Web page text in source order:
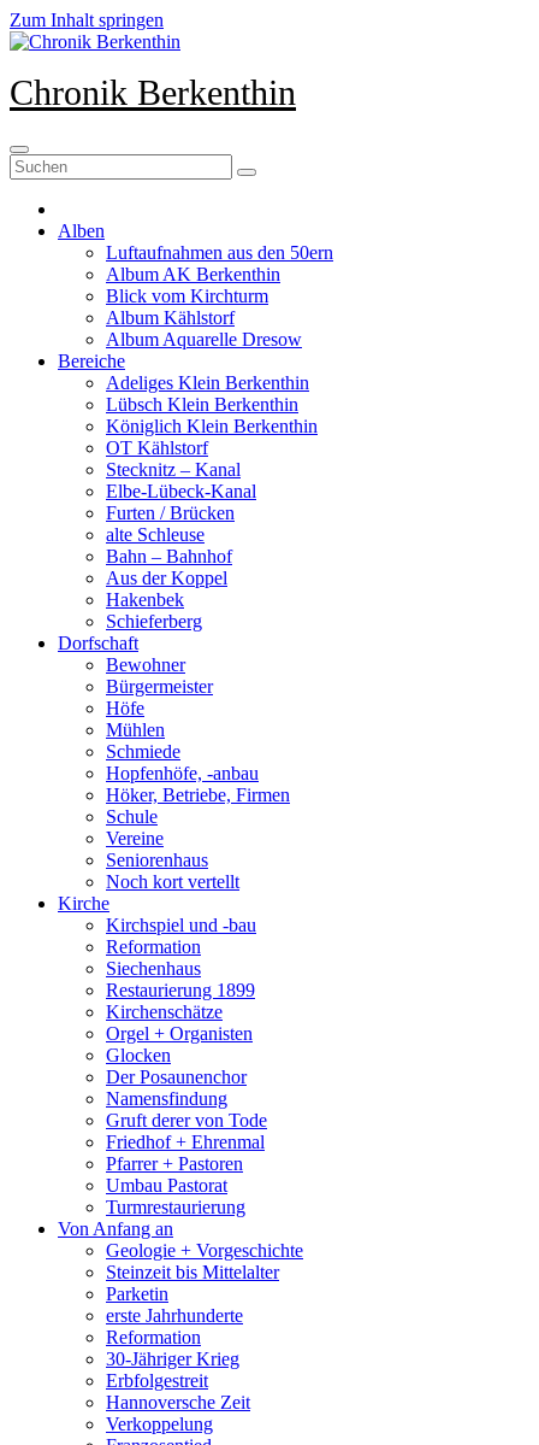
Zum Inhalt springen
Chronik Berkenthin
Alben
Luftaufnahmen aus den 50ern
Album AK Berkenthin
Blick vom Kirchturm
Album Kählstorf
Album Aquarelle Dresow
Bereiche
Adeliges Klein Berkenthin
Lübsch Klein Berkenthin
Königlich Klein Berkenthin
OT Kählstorf
Stecknitz – Kanal
Elbe-Lübeck-Kanal
Furten / Brücken
alte Schleuse
Bahn – Bahnhof
Aus der Koppel
Hakenbek
Schieferberg
Dorfschaft
Bewohner
Bürgermeister
Höfe
Mühlen
Schmiede
Hopfenhöfe, -anbau
Höker, Betriebe, Firmen
Schule
Vereine
Seniorenhaus
Noch kort vertellt
Kirche
Kirchspiel und -bau
Reformation
Siechenhaus
Restaurierung 1899
Kirchenschätze
Orgel + Organisten
Glocken
Der Posaunenchor
Namensfindung
Gruft derer von Tode
Friedhof + Ehrenmal
Pfarrer + Pastoren
Umbau Pastorat
Turmrestaurierung
Von Anfang an
Geologie + Vorgeschichte
Steinzeit bis Mittelalter
Parketin
erste Jahrhunderte
Reformation
30-Jähriger Krieg
Erbfolgestreit
Hannoversche Zeit
Verkoppelung